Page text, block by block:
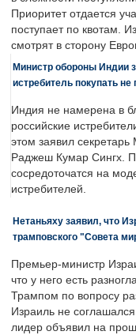
Приоритет отдается
поступает по квотам.
смотрят в сторону
Министр обороны Индии
истребитель покупать
Индия не намерена в
российские
этом заявил
Раджеш Кумар Сингх.
сосредоточатся на
истребителей.
Нетаньяху заявил, что
трамповского "Совета
Премьер-министр
что у него есть
Трампом по вопросу
Израиль не
лидер объявил на